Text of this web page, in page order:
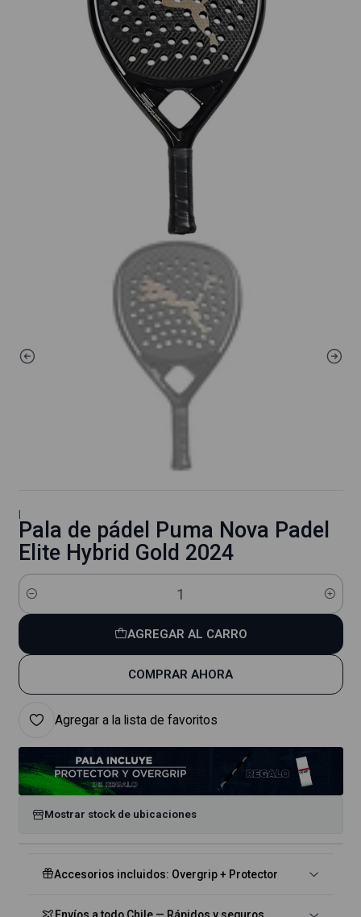
|
Pala de pádel Puma Nova Padel
Elite Hybrid Gold 2024
Cantidad
AGREGAR AL CARRO
COMPRAR AHORA
Agregar a la lista de favoritos
Mostrar stock de ubicaciones
Accesorios incluidos: Overgrip + Protector